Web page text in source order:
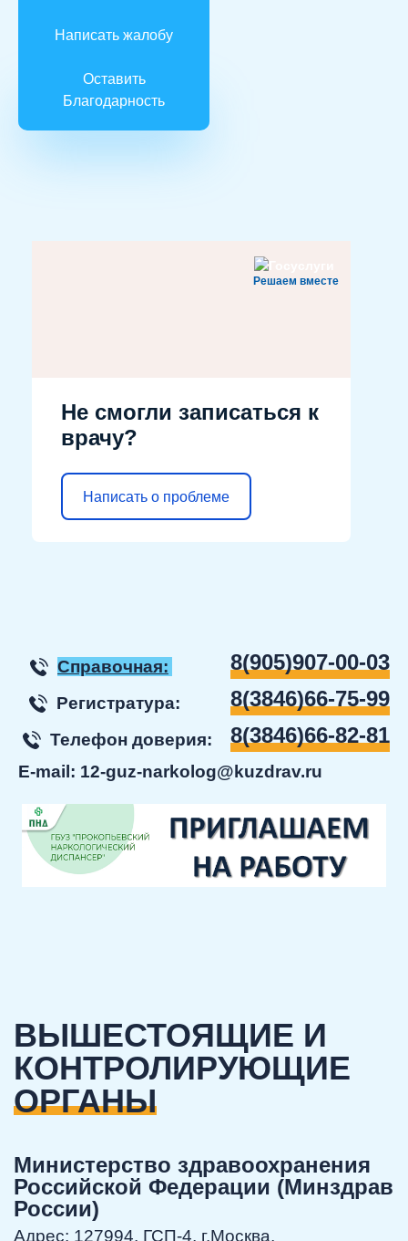
Написать жалобу
Оставить
Благодарность
Решаем вместе
Не смогли записаться к
врачу?
Написать о проблеме
Справочная: 8(905)907-00-03
Регистратура: 8(3846)66-75-99
Телефон доверия: 8(3846)66-82-81
E-mail: 12-guz-narkolog@kuzdrav.ru
ВЫШЕСТОЯЩИЕ И
КОНТРОЛИРУЮЩИЕ
ОРГАНЫ
Министерство здравоохранения
Российской Федерации (Минздрав
России)
Адрес: 127994, ГСП-4, г.Москва,